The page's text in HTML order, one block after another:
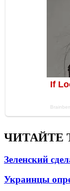
ЧИТАЙТЕ
Зеленский
Украинцы